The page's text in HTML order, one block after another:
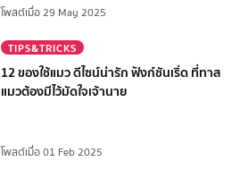
โพสต์เมื่อ 29 May 2025
TIPS&TRICKS
12 ของใช้แมว ดีไซน์น่ารัก ฟังก์ชันเริ่ด ที่ทาส
แมวต้องมีไว้มัดใจเจ้านาย
โพสต์เมื่อ 01 Feb 2025